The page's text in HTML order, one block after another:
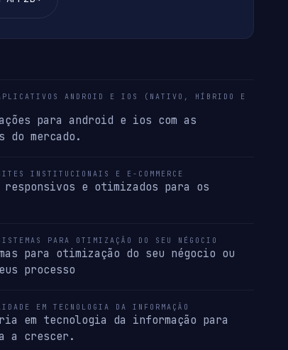
ANDROID E IOS (NATIVO, HÍBRIDO E
para android e ios com as
do mercado.
INSTITUCIONAIS E E-COMMERCE
responsivos e otimizados para os
PARA OTIMIZAÇÃO DO SEU NÉGOCIO
para otimização do seu négocio ou
processo
EM TECNOLOGIA DA INFORMAÇÃO
em tecnologia da informação para
a crescer.